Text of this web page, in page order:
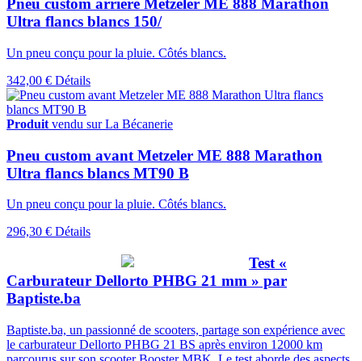
Pneu custom arrière Metzeler ME 888 Marathon
Ultra flancs blancs 150/
Un pneu conçu pour la pluie. Côtés blancs.
342,00 € Détails
Produit vendu sur La Bécanerie
Pneu custom avant Metzeler ME 888 Marathon
Ultra flancs blancs MT90 B
Un pneu conçu pour la pluie. Côtés blancs.
296,30 € Détails
Test «
Carburateur Dellorto PHBG 21 mm » par
Baptiste.ba
Baptiste.ba, un passionné de scooters, partage son expérience avec
le carburateur Dellorto PHBG 21 BS après environ 12000 km